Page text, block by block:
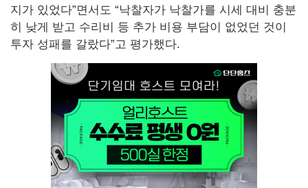
지가 있었다”면서도 “낙찰자가 낙찰가를 시세 대비 충분
히 낮게 받고 수리비 등 추가 비용 부담이 없었던 것이
투자 성패를 갈랐다”고 평가했다.